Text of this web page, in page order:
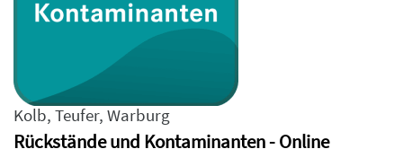
Kolb, Teufer, Warburg
Rückstände und Kontaminanten - Online